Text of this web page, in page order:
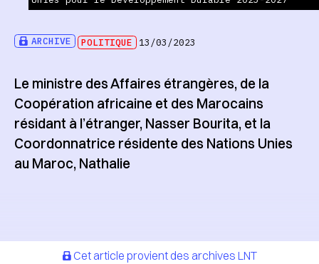
ARCHIVE POLITIQUE 13/03/2023
Le ministre des Affaires étrangères, de la
Coopération africaine et des Marocains
résidant à l’étranger, Nasser Bourita, et la
Coordonnatrice résidente des Nations Unies
au Maroc, Nathalie
Cet article provient des archives LNT